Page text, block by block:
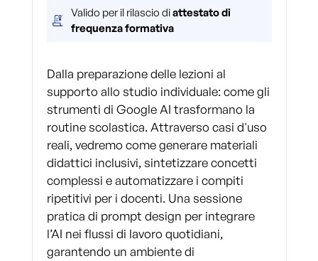
Valido per il rilascio diattestato di
frequenza formativa
Dalla preparazione delle lezioni al
supporto allo studio individuale: come gli
strumenti di Google AI trasformano la
routine scolastica. Attraverso casi d'uso
reali, vedremo come generare materiali
didattici inclusivi, sintetizzare concetti
complessi e automatizzare i compiti
ripetitivi per i docenti. Una sessione
pratica di prompt design per integrare
l’AI nei flussi di lavoro quotidiani,
garantendo un ambiente di